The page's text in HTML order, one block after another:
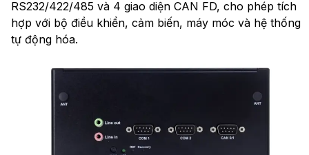
RS232/422/485 và 4 giao diện CAN FD, cho phép tích
hợp với bộ điều khiển, cảm biến, máy móc và hệ thống
tự động hóa.